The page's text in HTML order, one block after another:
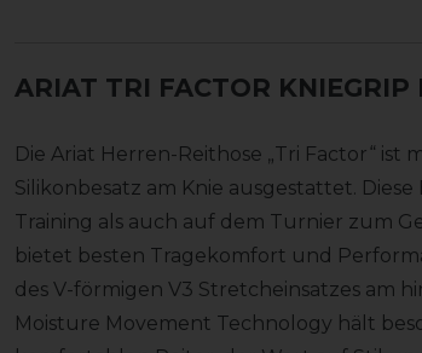
ARIAT TRI FACTOR KNIEGRIP
Die Ariat Herren-Reithose „Tri Factor“
Silikonbesatz am Knie ausgestattet.
Training als auch auf dem Turnier zum
bietet besten Tragekomfort und
des V-förmigen V3 Stretcheinsatzes am
Moisture Movement Technology hält